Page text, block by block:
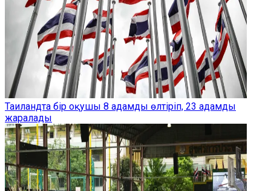
Таиландта бір оқушы 8 адамды өлтіріп, 23 адамды
жаралады